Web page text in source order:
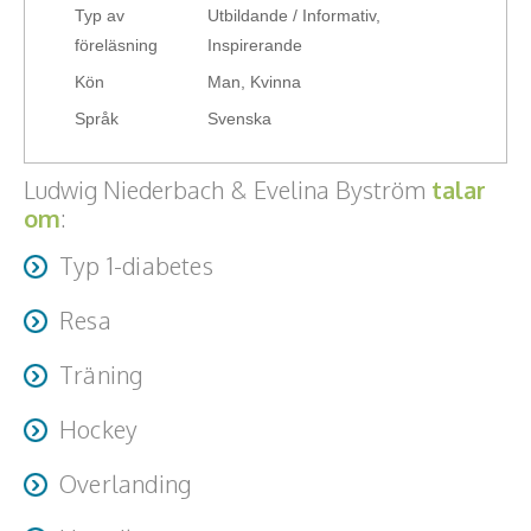
Typ av
föreläsning
Utbildande / Informativ,
Inspirerande
Kön
Man, Kvinna
Språk
Svenska
Ludwig Niederbach & Evelina Byström talar
om:
Typ 1-diabetes
Resa
Träning
Hockey
Overlanding